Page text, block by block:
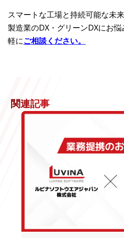
スマートな工場と持続可能な未
製造業のDX・グリーンDXにお
軽にご相談ください。
関連記事